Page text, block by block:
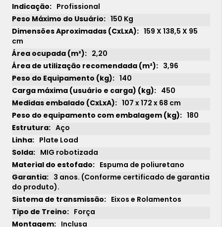
Profissional
150 Kg
159 X 138,5 X 95
cm
2,20
3,96
140
450
107 x 172 x 68 cm
180
Aço
Plate Load
MIG robotizada
Espuma de poliuretano
3 anos. (Conforme certificado de garantia
do produto).
Eixos e Rolamentos
Força
Inclusa